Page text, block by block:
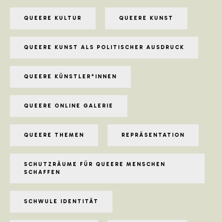
QUEERE KULTUR QUEERE KUNST
QUEERE KUNST ALS POLITISCHER AUSDRUCK
QUEERE KÜNSTLER*INNEN
QUEERE ONLINE GALERIE
QUEERE THEMEN REPRÄSENTATION
SCHUTZRÄUME FÜR QUEERE MENSCHEN
SCHAFFEN
SCHWULE IDENTITÄT